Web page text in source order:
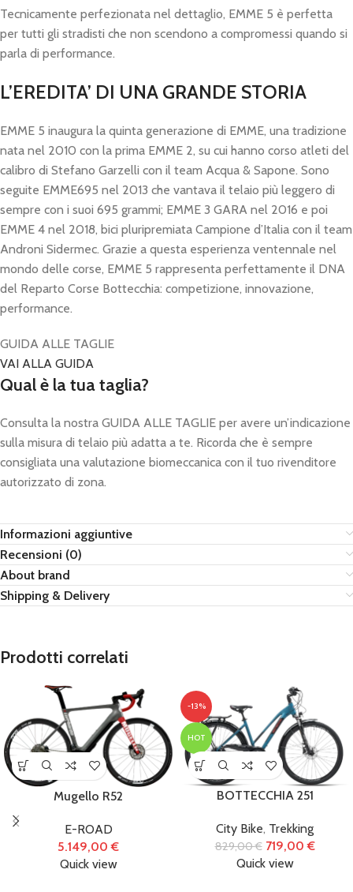
Tecnicamente perfezionata nel dettaglio, EMME 5 è perfetta
per tutti gli stradisti che non scendono a compromessi quando si
parla di performance.
L’EREDITA’ DI UNA GRANDE STORIA
EMME 5 inaugura la quinta generazione di EMME, una tradizione
nata nel 2010 con la prima EMME 2, su cui hanno corso atleti del
calibro di Stefano Garzelli con il team Acqua & Sapone. Sono
seguite EMME695 nel 2013 che vantava il telaio più leggero di
sempre con i suoi 695 grammi; EMME 3 GARA nel 2016 e poi
EMME 4 nel 2018, bici pluripremiata Campione d’Italia con il team
Androni Sidermec. Grazie a questa esperienza ventennale nel
mondo delle corse, EMME 5 rappresenta perfettamente il DNA
del Reparto Corse Bottecchia: competizione, innovazione,
performance.
GUIDA ALLE TAGLIE
VAI ALLA GUIDA
Qual è la tua taglia?
Consulta la nostra GUIDA ALLE TAGLIE per avere un’indicazione
sulla misura di telaio più adatta a te. Ricorda che è sempre
consigliata una valutazione biomeccanica con il tuo rivenditore
autorizzato di zona.
Informazioni aggiuntive
Recensioni (0)
About brand
Shipping & Delivery
Prodotti correlati
Mugello R52
E-ROAD
5.149,00€
Quick view
-13%
HOT
BOTTECCHIA 251
City Bike, Trekking
829,00€ 719,00€
Quick view